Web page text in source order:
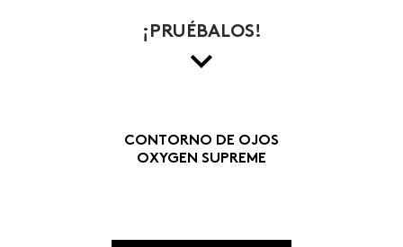
¡PRUÉBALOS!
CONTORNO DE OJOS
OXYGEN SUPREME